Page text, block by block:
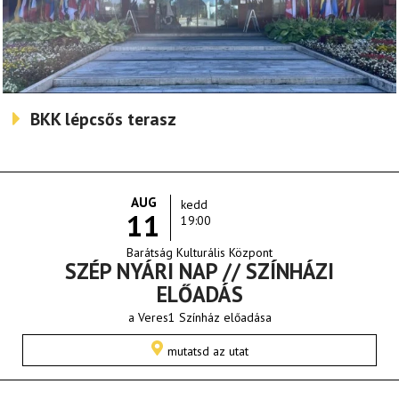
BKK lépcsős terasz
AUG
11
kedd
19:00
Barátság Kulturális Központ
SZÉP NYÁRI NAP // SZÍNHÁZI
ELŐADÁS
a Veres1 Színház előadása
mutatsd az utat